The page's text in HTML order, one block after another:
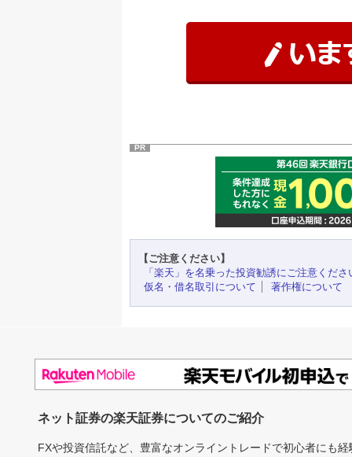
PR
【ご注意ください】
「楽天」を名乗った投資勧誘にご注意くださ
仮名・借名取引について
著作権について
ネット証券の楽天証券についてのご紹介
FXや投資信託など、豊富なオンライントレードで初心者にも